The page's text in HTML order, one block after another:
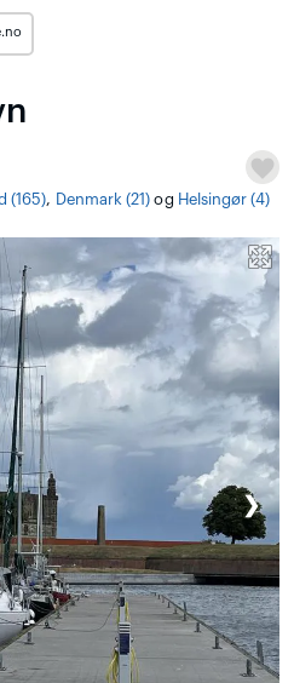
(165), Denmark (21) og Helsingør (4)
❯